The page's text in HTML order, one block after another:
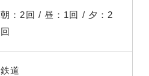
朝：2回 / 昼：1回 / 夕：2
回
鉄道